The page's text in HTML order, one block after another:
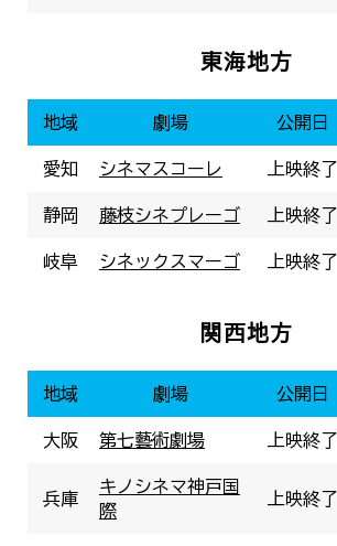
東海地方
地域 劇場 公開日
愛知 シネマスコーレ 上映終了
静岡 藤枝シネプレーゴ 上映終了
岐阜 シネックスマーゴ 上映終了
関西地方
地域 劇場 公開日
大阪 第七藝術劇場 上映終了
兵庫
キノシネマ神戸国
際
上映終了